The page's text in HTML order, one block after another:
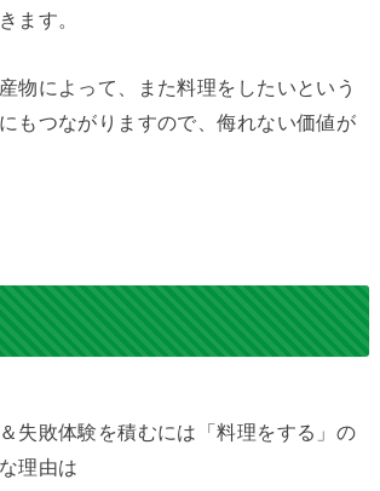
ます。
物によって、また料理をしたいという
もつながりますので、侮れない価値が
失敗体験を積むには「料理をする」の
理由は